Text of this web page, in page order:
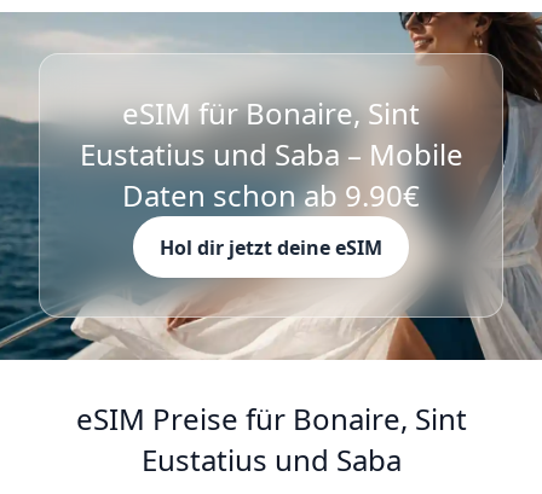
eSIM für Bonaire, Sint
Eustatius und Saba – Mobile
Daten schon ab 9.90€
Hol dir jetzt deine eSIM
eSIM Preise für Bonaire, Sint
Eustatius und Saba